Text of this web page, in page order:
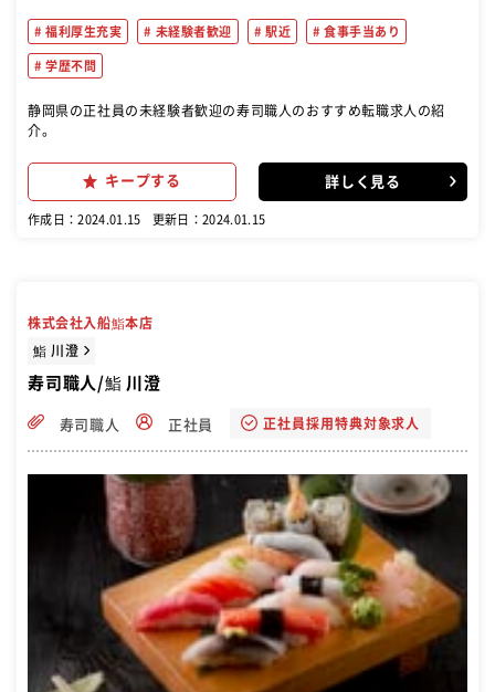
福利厚生充実 未経験者歓迎 駅近 食事手当あり
学歴不問
静岡県の正社員の未経験者歓迎の寿司職人のおすすめ転職求人の紹
介。
キープする 詳しく見る
作成日：2024.01.15 更新日：2024.01.15
株式会社入船鮨本店
鮨 川澄
寿司職人/鮨 川澄
寿司職人 正社員 正社員採用特典対象求人